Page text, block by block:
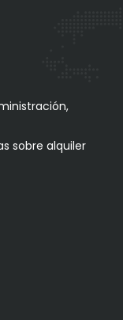
sobre alquiler